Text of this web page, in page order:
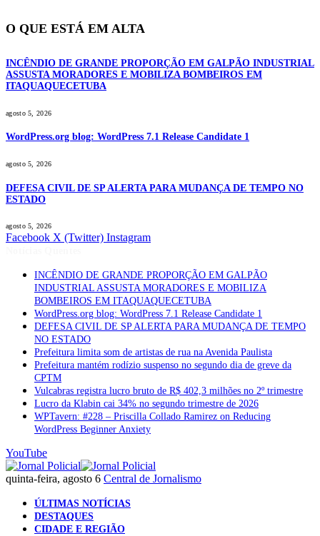
O QUE ESTÁ EM ALTA
INCÊNDIO DE GRANDE PROPORÇÃO EM GALPÃO INDUSTRIAL
ASSUSTA MORADORES E MOBILIZA BOMBEIROS EM
ITAQUAQUECETUBA
agosto 5, 2026
WordPress.org blog: WordPress 7.1 Release Candidate 1
agosto 5, 2026
DEFESA CIVIL DE SP ALERTA PARA MUDANÇA DE TEMPO NO
ESTADO
agosto 5, 2026
Facebook X (Twitter) Instagram
INCÊNDIO DE GRANDE PROPORÇÃO EM GALPÃO
INDUSTRIAL ASSUSTA MORADORES E MOBILIZA
BOMBEIROS EM ITAQUAQUECETUBA
WordPress.org blog: WordPress 7.1 Release Candidate 1
DEFESA CIVIL DE SP ALERTA PARA MUDANÇA DE TEMPO
NO ESTADO
Prefeitura limita som de artistas de rua na Avenida Paulista
Prefeitura mantém rodízio suspenso no segundo dia de greve da
CPTM
Vulcabras registra lucro bruto de R$ 402,3 milhões no 2º trimestre
Lucro da Klabin cai 34% no segundo trimestre de 2026
WPTavern: #228 – Priscilla Collado Ramirez on Reducing
WordPress Beginner Anxiety
YouTube
quinta-feira, agosto 6 Central de Jornalismo
ÚLTIMAS NOTÍCIAS
DESTAQUES
CIDADE E REGIÃO